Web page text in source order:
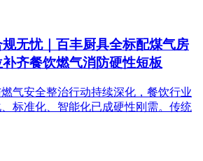
无忧｜百丰厨具全标配煤气房
齐餐饮燃气消防硬性短板
气安全整治行动持续深化，餐饮行业
标准化、智能化已成硬性刚需。传统